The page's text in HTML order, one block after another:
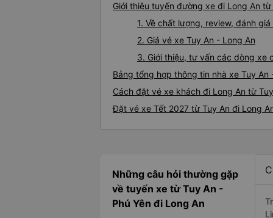
Giới thiệu tuyến đường xe đi Long An từ
1. Về chất lượng, review, đánh
2. Giá vé xe Tuy An - Long An
3. Giới thiệu, tư vấn các dòng xe
Bảng tổng hợp thông tin nhà xe Tuy An
Cách đặt vé xe khách đi Long An từ
Đặt vé xe Tết 2027 từ Tuy An đi Long
Những câu hỏi thường gặp
về tuyến xe từ Tuy An -
Phú Yên đi Long An